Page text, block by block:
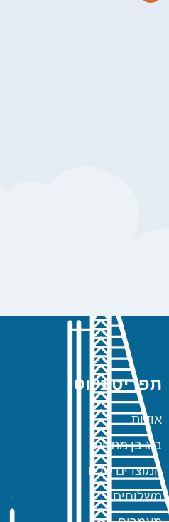
תפריט ניווט
אודות
ביג בן מתנות
המוצרים שלנו
משלוחים